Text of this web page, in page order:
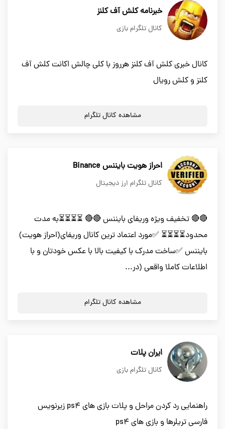
خبرنامه کلش آف کلنز
کانال تلگرام بازی
کانال خبری کلش آف کلنز هرروز با کلی چالش اکانت کلش آف
کلنز و کلش رویال
مشاهده کانال تلگرام
احراز هویت بایننس Binance
کانال تلگرام ارز دیجیتال
🔴🔴 تخفيف ویژه وریفای بایننس 🔴🔴 ⏳⏳⏳⏳به مدت
محدود⏳⏳⏳⏳ ✅مورد اعتماد ترین کانال وریفای(احراز هویت)
بایننس ✅ساخت مدرک با کیفیت بالا با عکس خودتان و با
اطلاعات کاملا واقعی (در...
مشاهده کانال تلگرام
ایران پلات
کانال تلگرام بازی
راهنمایی رد کردن مراحل و پلات بازی های ps4 زیرنویس
فارسی تریلرها و بازی های ps4